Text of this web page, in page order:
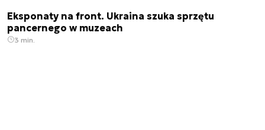
Eksponaty na front. Ukraina szuka sprzętu
pancernego w muzeach
3 min.